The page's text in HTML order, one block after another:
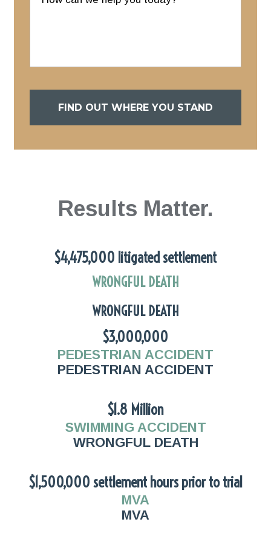
FIND OUT WHERE YOU STAND
Results Matter.
$4,475,000 litigated settlement
WRONGFUL DEATH
WRONGFUL DEATH
$3,000,000
PEDESTRIAN ACCIDENT
PEDESTRIAN ACCIDENT
$1.8 Million
SWIMMING ACCIDENT
WRONGFUL DEATH
$1,500,000 settlement hours prior to trial
MVA
MVA